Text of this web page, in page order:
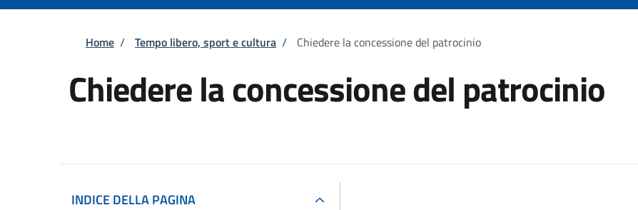
Briciole di pane
Home / Tempo libero, sport e cultura / Chiedere la concessione del patrocinio
Chiedere la concessione del patrocinio
INDICE DELLA PAGINA